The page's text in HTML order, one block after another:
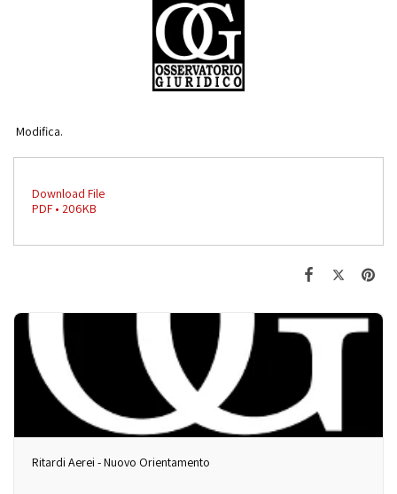
Modifica.
Download File
PDF • 206KB
Ritardi Aerei - Nuovo Orientamento